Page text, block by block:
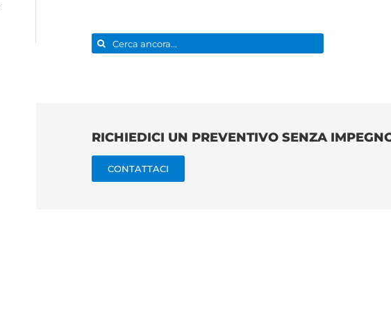
Cerca
per:
RICHIEDICI UN PREVENTIVO SENZA
CONTATTACI